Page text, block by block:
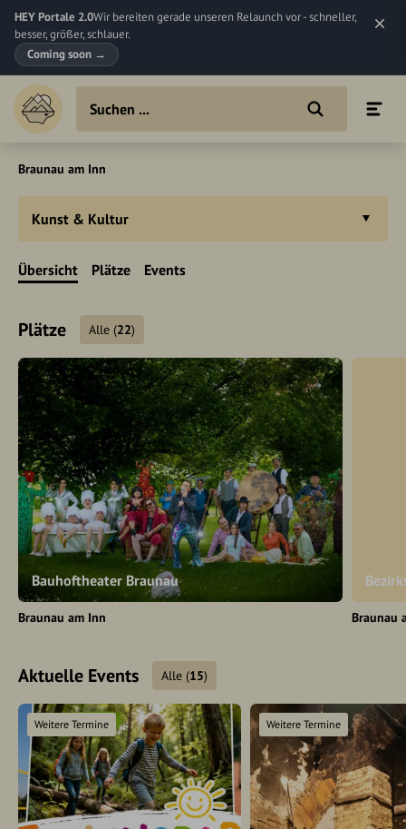
HEY Portale 2.0Wir bereiten gerade unseren Relaunch vor - schneller,
besser, größer, schlauer.
Coming soon →
Braunau am Inn
Kunst & Kultur
Übersicht Plätze Events
Plätze Alle (22)
Bauhoftheater Braunau
Braunau am Inn Braunau
Aktuelle Events Alle (15)
Weitere Termine Weitere Termine